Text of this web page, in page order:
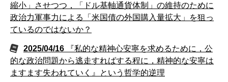
縮小」させつつ，「ドル基軸通貨体制」の維持のために
政治力軍事力による「米国債の外国購入量拡大」を狙っ
ているのではないか？
2025/04/16
『私的な精神心安寧を求めるために，公
的な政治問題から逃走すればする程に，精神的な安寧は
ますます失われていく』という哲学的逆理